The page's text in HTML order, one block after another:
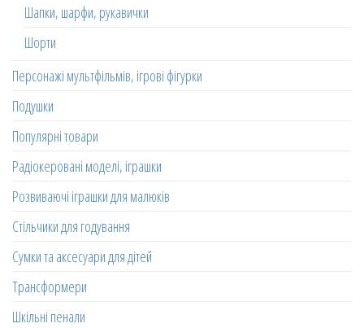
Шапки, шарфи, рукавички
Шорти
Персонажі мультфільмів, ігрові фігурки
Подушки
Популярні товари
Радіокеровані моделі, іграшки
Розвиваючі іграшки для малюків
Стільчики для годування
Сумки та аксесуари для дітей
Трансформери
Шкільні пенали